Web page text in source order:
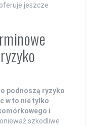
jeszcze
podnoszą ryzyko
w to nie tylko
i
szkodliwe